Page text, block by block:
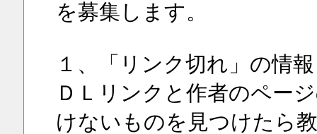
を募集します。
１、「リンク切れ」の情報
ＤＬリンクと作者のペー
けないものを見つけたら